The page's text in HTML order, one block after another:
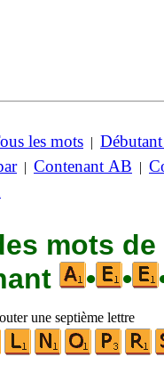
les mots |
| Contenant AB |
mots de
• •
une septième lettre